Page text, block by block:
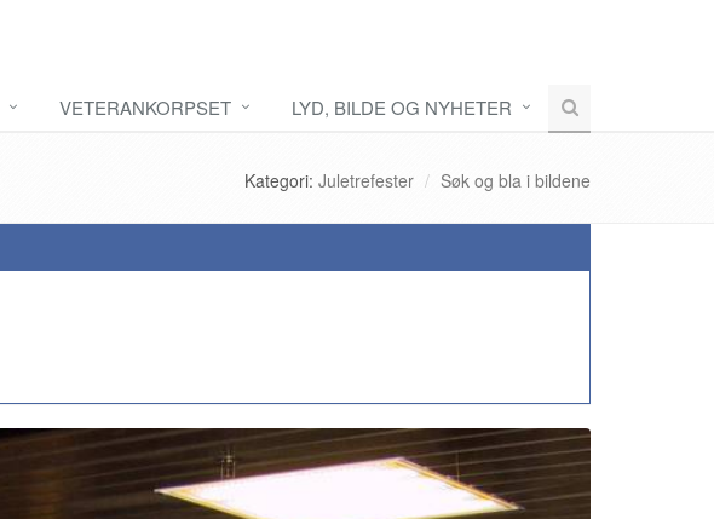
VETERANKORPSET LYD, BILDE OG NYHETER
Kategori: Juletrefester Søk og bla i bildene